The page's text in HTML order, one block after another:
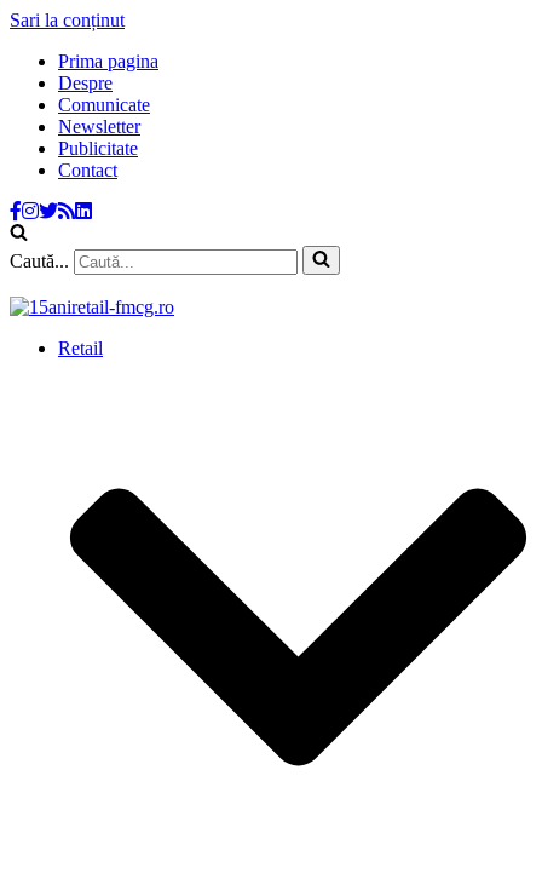
Sari la conținut
Prima pagina
Despre
Comunicate
Newsletter
Publicitate
Contact
Caută...
Retail